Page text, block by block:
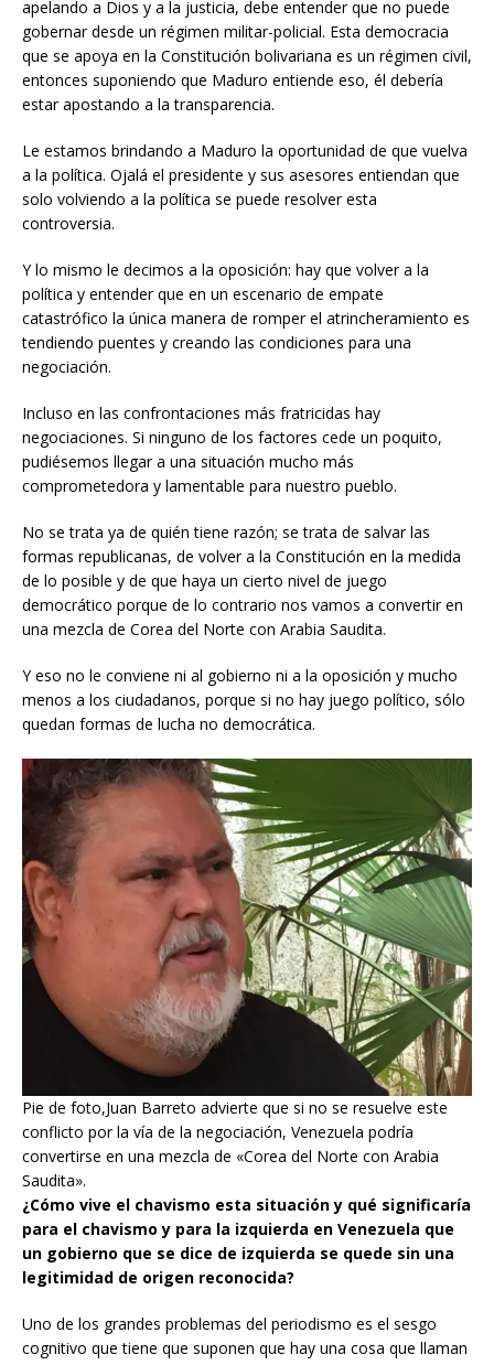
apelando a Dios y a la justicia, debe entender que no puede
gobernar desde un régimen militar-policial. Esta democracia
que se apoya en la Constitución bolivariana es un régimen civil,
entonces suponiendo que Maduro entiende eso, él debería
estar apostando a la transparencia.
Le estamos brindando a Maduro la oportunidad de que vuelva
a la política. Ojalá el presidente y sus asesores entiendan que
solo volviendo a la política se puede resolver esta
controversia.
Y lo mismo le decimos a la oposición: hay que volver a la
política y entender que en un escenario de empate
catastrófico la única manera de romper el atrincheramiento es
tendiendo puentes y creando las condiciones para una
negociación.
Incluso en las confrontaciones más fratricidas hay
negociaciones. Si ninguno de los factores cede un poquito,
pudiésemos llegar a una situación mucho más
comprometedora y lamentable para nuestro pueblo.
No se trata ya de quién tiene razón; se trata de salvar las
formas republicanas, de volver a la Constitución en la medida
de lo posible y de que haya un cierto nivel de juego
democrático porque de lo contrario nos vamos a convertir en
una mezcla de Corea del Norte con Arabia Saudita.
Y eso no le conviene ni al gobierno ni a la oposición y mucho
menos a los ciudadanos, porque si no hay juego político, sólo
quedan formas de lucha no democrática.
Pie de foto,Juan Barreto advierte que si no se resuelve este
conflicto por la vía de la negociación, Venezuela podría
convertirse en una mezcla de «Corea del Norte con Arabia
Saudita».
¿Cómo vive el chavismo esta situación y qué significaría
para el chavismo y para la izquierda en Venezuela que
un gobierno que se dice de izquierda se quede sin una
legitimidad de origen reconocida?
Uno de los grandes problemas del periodismo es el sesgo
cognitivo que tiene que suponen que hay una cosa que llaman